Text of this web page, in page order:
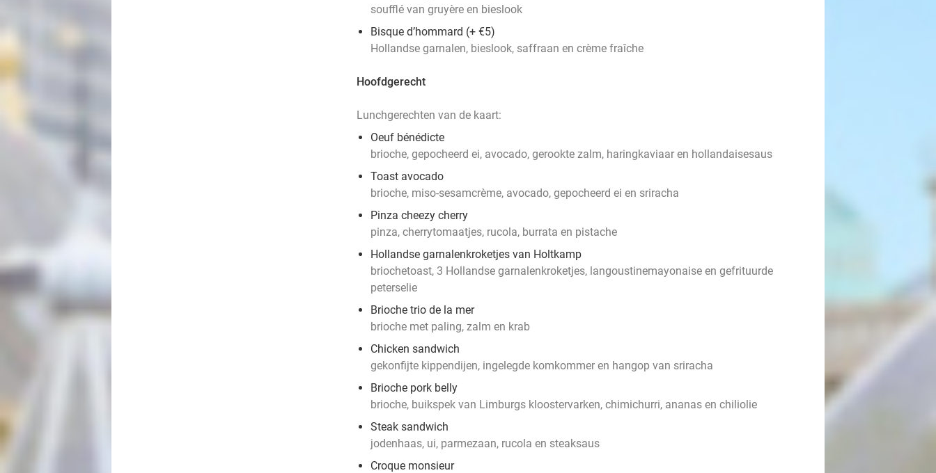
soufflé van gruyère en bieslook
Bisque d’hommard (+ €5)
Hollandse garnalen, bieslook, saffraan en crème fraîche
Hoofdgerecht
Lunchgerechten van de kaart:
Oeuf bénédicte
brioche, gepocheerd ei, avocado, gerookte zalm, haringkaviaar en hollandaisesaus
Toast avocado
brioche, miso-sesamcrème, avocado, gepocheerd ei en sriracha
Pinza cheezy cherry
pinza, cherrytomaatjes, rucola, burrata en pistache
Hollandse garnalenkroketjes van Holtkamp
briochetoast, 3 Hollandse garnalenkroketjes, langoustinemayonaise en gefrituurde
peterselie
Brioche trio de la mer
brioche met paling, zalm en krab
Chicken sandwich
gekonfijte kippendijen, ingelegde komkommer en hangop van sriracha
Brioche pork belly
brioche, buikspek van Limburgs kloostervarken, chimichurri, ananas en chiliolie
Steak sandwich
jodenhaas, ui, parmezaan, rucola en steaksaus
Croque monsieur